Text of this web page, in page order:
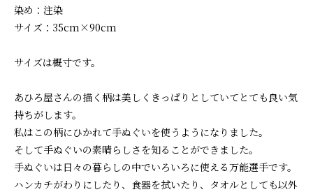
染め：注染
サイズ：35cm×90cm
サイズは概寸です。
あひろ屋さんの描く柄は美しくきっぱりとしていてとても良い気
持ちがします。
私はこの柄にひかれて手ぬぐいを使うようになりました。
そして手ぬぐいの素晴らしさを知ることができました。
手ぬぐいは日々の暮らしの中でいろいろに使える万能選手です。
ハンカチがわりにしたり、食器を拭いたり、タオルとしても以外